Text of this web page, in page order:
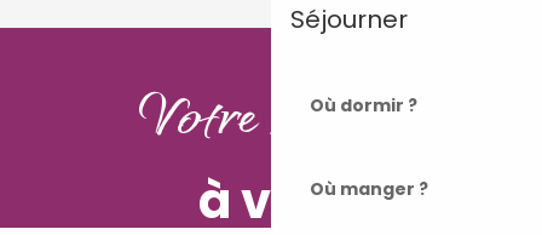
Séjourner
Où dormir ?
Où manger ?
Votre séjour
à vélo